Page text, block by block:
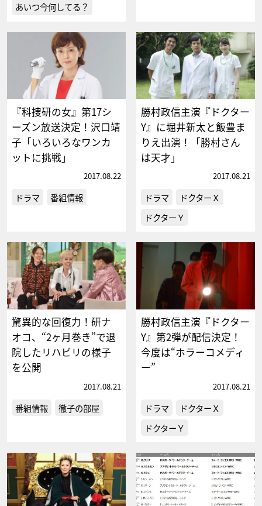
あいつ今何してる？
『科捜研の女』第17シ
ーズン放送決定！沢口靖
子「いろいろなワンカ
ットに挑戦」
2017.08.22
ドラマ 番組情報
勝村政信主演『ドクター
Y』に堀井新太と飯豊ま
りえ出演！「勝村さん
は天才」
2017.08.21
ドラマ
ドクターＸ
ドクターＹ
驚異的な回復力！研ナ
オコ、“2ヶ月巻き”で退
院したリハビリの様子
を公開
2017.08.21
番組情報 徹子の部屋
勝村政信主演『ドクター
Y』第2弾が配信決定！
今度は“ホラーコメディ
ー”
2017.08.21
ドラマ
ドクターＸ
ドクターＹ